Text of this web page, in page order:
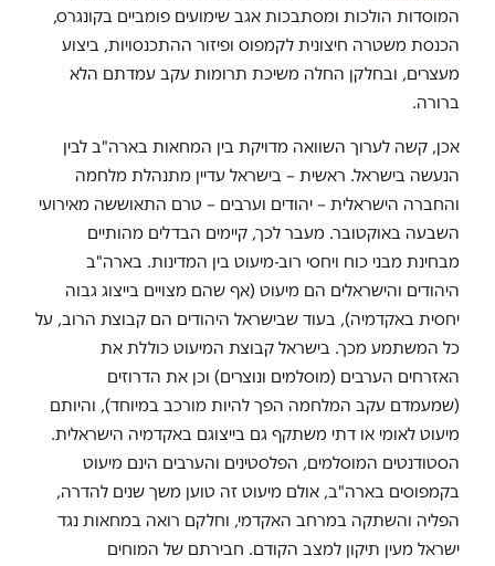
המוסדות הולכות ומסתבכות אגב שימועים פומביים בקונגרס,
הכנסת משטרה חיצונית לקמפוס ופיזור ההתכנסויות, ביצוע
מעצרים, ובחלקן החלה משיכת תרומות עקב עמדתם הלא
ברורה.
אכן, קשה לערוך השוואה מדויקת בין המחאות בארה"ב לבין
הנעשה בישראל. ראשית – בישראל עדיין מתנהלת מלחמה
והחברה הישראלית – יהודים וערבים – טרם התאוששה מאירועי
השבעה באוקטובר. מעבר לכך, קיימים הבדלים מהותיים
מבחינת מבני כוח ויחסי רוב-מיעוט בין המדינות. בארה"ב
היהודים והישראלים הם מיעוט (אף שהם מצויים בייצוג גבוה
יחסית באקדמיה), בעוד שבישראל היהודים הם קבוצת הרוב, על
כל המשתמע מכך. בישראל קבוצת המיעוט כוללת את
האזרחים הערבים (מוסלמים ונוצרים) וכן את הדרוזים
(שמעמדם עקב המלחמה הפך להיות מורכב במיוחד), והיותם
מיעוט לאומי או דתי משתקף גם בייצוגם באקדמיה הישראלית.
הסטודנטים המוסלמים, הפלסטינים והערבים הינם מיעוט
בקמפוסים בארה"ב, אולם מיעוט זה טוען משך שנים להדרה,
הפליה והשתקה במרחב האקדמי, וחלקם רואה במחאות נגד
ישראל מעין תיקון למצב הקודם. חבירתם של המוחים